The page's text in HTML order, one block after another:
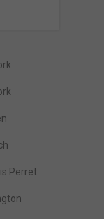
Perret